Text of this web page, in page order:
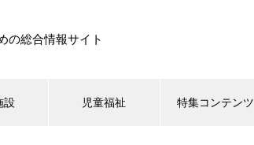
の総合情報サイト
設 児童福祉 特集コンテンツ